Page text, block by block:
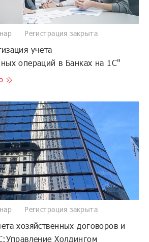
Регистрация закрыта
учета
операций в Банках на 1С"
Регистрация закрыта
хозяйственных договоров и
Холдингом